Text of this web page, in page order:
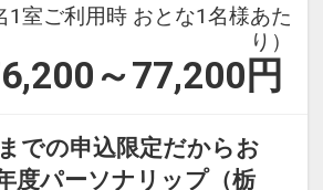
1室ご利用時 おとな1名様あた
り）
～77,200 円
までの申込限定だからお
度パーソナリップ（栃